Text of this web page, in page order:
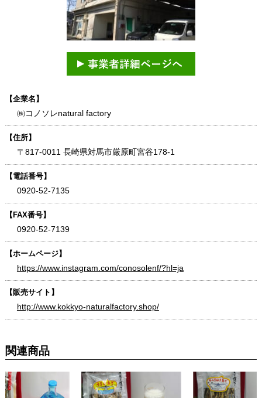
【企業名】
㈱コノソレnatural factory
【住所】
〒817-0011 長崎県対馬市厳原町宮谷178-1
【電話番号】
0920-52-7135
【FAX番号】
0920-52-7139
【ホームページ】
https://www.instagram.com/conosolenf/?hl=ja
【販売サイト】
http://www.kokkyo-naturalfactory.shop/
関連商品